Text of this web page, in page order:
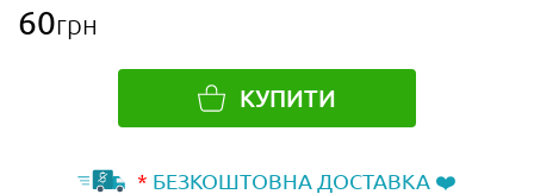
60грн
КУПИТИ
* БЕЗКОШТОВНА ДОСТАВКА ❤️